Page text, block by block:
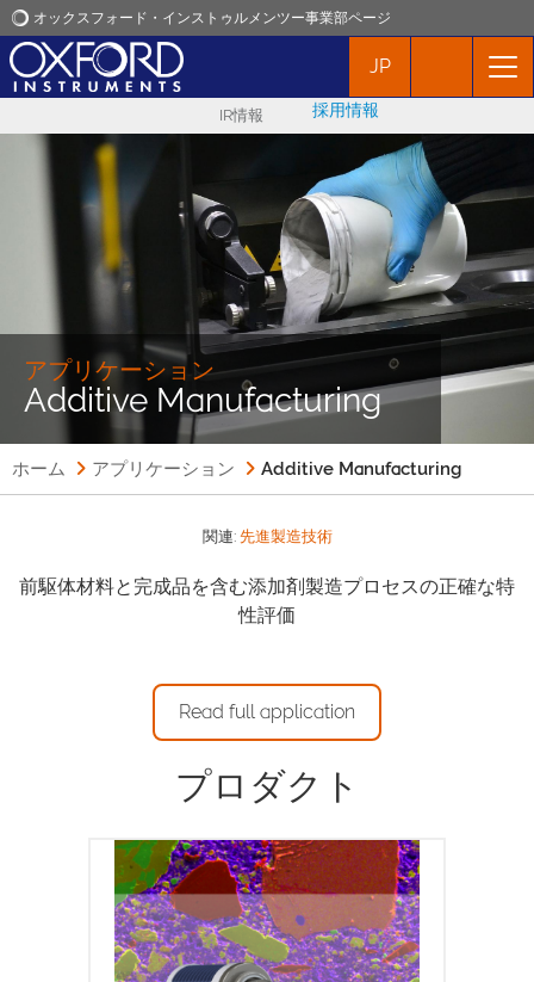
オックスフォード・インストゥルメンツー事業部ページ
オックスフォード・インストゥルメンツ
アプリケーション
プロダクト
ニュース
イベント
お問い合わせ
JP
IR情報 採用情報
アプリケーション
Additive Manufacturing
ホーム アプリケーション Additive Manufacturing
関連: 先進製造技術
前駆体材料と完成品を含む添加剤製造プロセスの正確な特
性評価
Read full application
プロダクト
AZtecLiveOneソフトウェアプラットフォ
ームは、EDSのような複雑なタスクを可能
な限り迅速かつ簡単にするための理想的な